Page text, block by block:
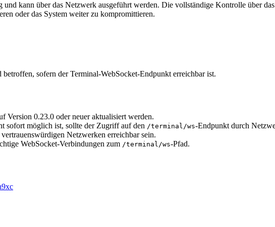
kann über das Netzwerk ausgeführt werden. Die vollständige Kontrolle über
oder das System weiter zu kompromittieren.
sofern der Terminal-WebSocket-Endpunkt erreichbar ist.
Version 0.23.0 oder neuer aktualisiert werden.
sofort möglich ist, sollte der Zugriff auf den /terminal/ws-Endpunkt durch
Netzwerken erreichbar sein.
WebSocket-Verbindungen zum /terminal/ws-Pfad.